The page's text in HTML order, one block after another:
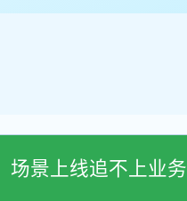
场景上线追不上业务